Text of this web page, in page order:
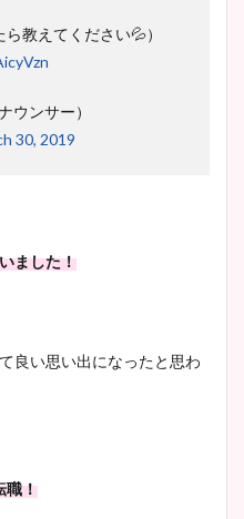
ら教えてください💦）
ウンサー）
30, 2019
ました！
良い思い出になったと思わ
職！